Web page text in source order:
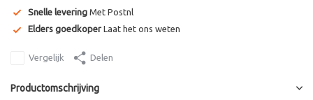
Snelle levering Met Postnl
Elders goedkoper Laat het ons weten
Vergelijk Delen
Productomschrijving